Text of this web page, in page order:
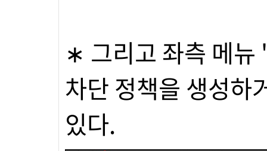
∗ 그리고 좌측 메뉴
차단 정책을 생성하
있다.